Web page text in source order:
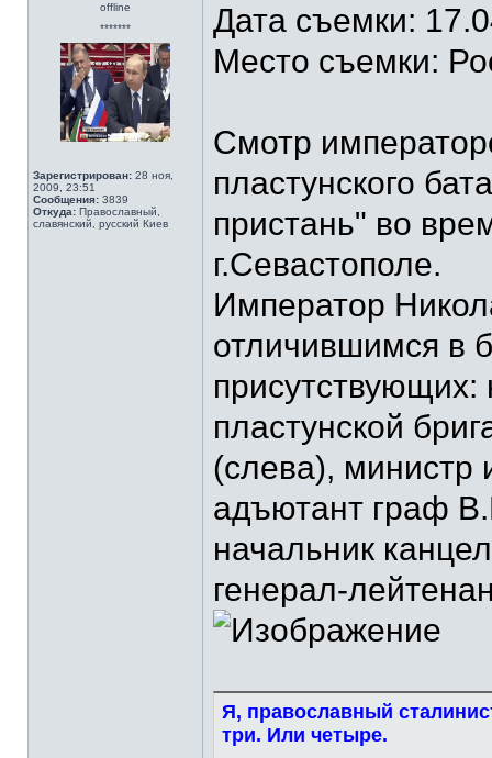
offline
*******
Зарегистрирован: 28 ноя,
2009, 23:51
Сообщения: 3839
Откуда: Православный,
славянский, русский Киев
Дата съемки:
Место съемки:
Смотр
пластунского
пристань" во
г.Севастополе.
Император
отличившимся в
присутствующих:
пластунской
(слева), министр
адъютант граф
начальник
генерал-
Я, православный
три. Или четыре.